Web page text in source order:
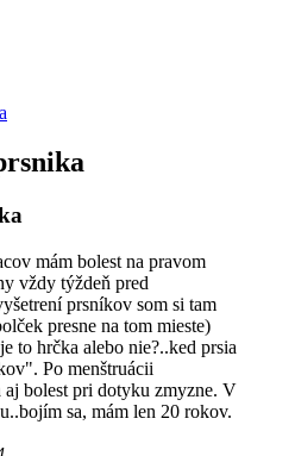
mám bolest na pravom
vždy týždeň pred
prsníkov som si tam
presne na tom mieste)
to hrčka alebo nie?..ked prsia
Po menštruácii
bolest pri dotyku zmyzne. V
sa, mám len 20 rokov.